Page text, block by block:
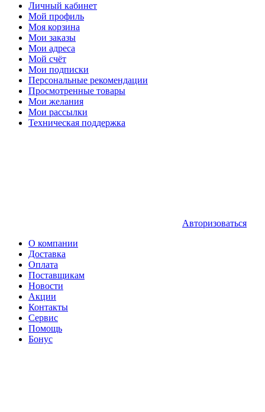
Личный кабинет
Мой профиль
Моя корзина
Мои заказы
Мои адреса
Мой счёт
Мои подписки
Персональные рекомендации
Просмотренные товары
Мои желания
Мои рассылки
Техническая поддержка
Авторизоваться
О компании
Доставка
Оплата
Поставщикам
Новости
Акции
Контакты
Сервис
Помощь
Бонус